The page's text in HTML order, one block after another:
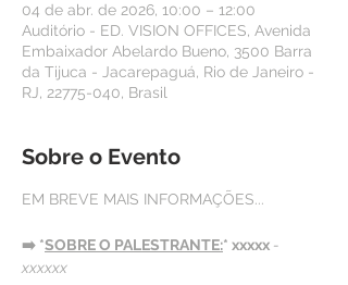
04 de abr. de 2026, 10:00 – 12:00
Auditório - ED. VISION OFFICES, Avenida
Embaixador Abelardo Bueno, 3500 Barra
da Tijuca - Jacarepaguá, Rio de Janeiro -
RJ, 22775-040, Brasil
Sobre o Evento
EM BREVE MAIS INFORMAÇÕES...
➡️ *SOBRE O PALESTRANTE:* xxxxx -
xxxxxx